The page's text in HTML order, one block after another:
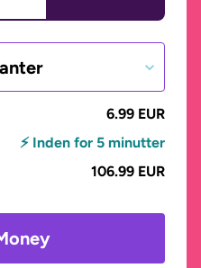
6.99 EUR
⚡ Inden for 5 minutter
106.99 EUR